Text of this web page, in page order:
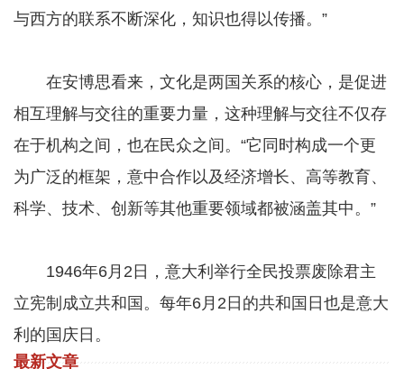
与西方的联系不断深化，知识也得以传播。”
在安博思看来，文化是两国关系的核心，是促进
相互理解与交往的重要力量，这种理解与交往不仅存
在于机构之间，也在民众之间。“它同时构成一个更
为广泛的框架，意中合作以及经济增长、高等教育、
科学、技术、创新等其他重要领域都被涵盖其中。”
1946年6月2日，意大利举行全民投票废除君主
立宪制成立共和国。每年6月2日的共和国日也是意大
利的国庆日。
最新文章